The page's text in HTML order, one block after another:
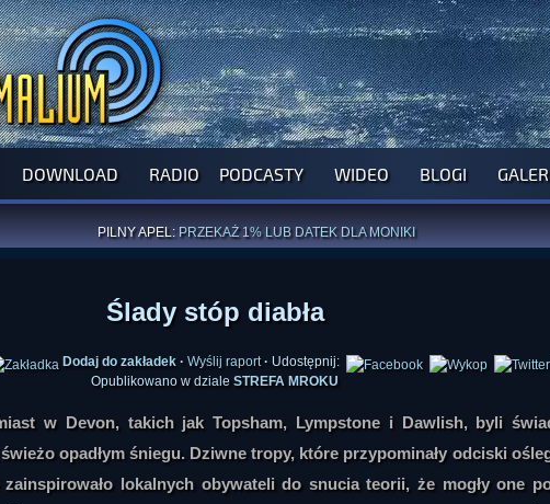
DOWNLOAD RADIO PODCASTY WIDEO BLOGI
SPRAWDŹ PROGRAM NA NAJBLIŻSZY TYDZIEŃ
PILNY APEL: PRZEKAŻ 1% LUB DATEK DLA MONIKI
Ślady stóp diabła
Dodaj do zakładek · Wyślij raport · Udostępnij:
Opublikowano w dziale STREFA MROKU
w Devon, takich jak Topsham, Lympstone i Dawlish, byli
opadłym śniegu. Dziwne tropy, które przypominały odciski
lokalnych obywateli do snucia teorii, że mogły one